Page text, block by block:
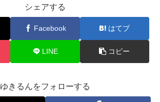
シェアする
Facebook はてブ
LINE コピー
ゆきるんをフォローする